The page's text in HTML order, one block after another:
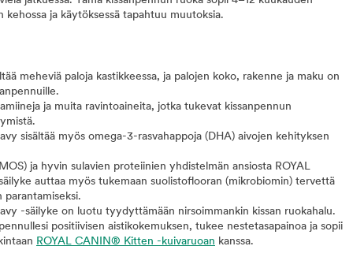
kehossa ja käytöksessä tapahtuu muutoksia.
meheviä paloja kastikkeessa, ja palojen koko, rakenne ja maku on
ja muita ravintoaineita, jotka tukevat kissanpennun
sisältää myös omega-3-rasvahappoja (DHA) aivojen kehityksen
ja hyvin sulavien proteiinien yhdistelmän ansiosta ROYAL
auttaa myös tukemaan suolistoflooran (mikrobiomin) tervettä
parantamiseksi.
-säilyke on luotu tyydyttämään nirsoimmankin kissan ruokahalu.
positiivisen aistikokemuksen, tukee nestetasapainoa ja sopii
ROYAL CANIN® Kitten -kuivaruoan kanssa.